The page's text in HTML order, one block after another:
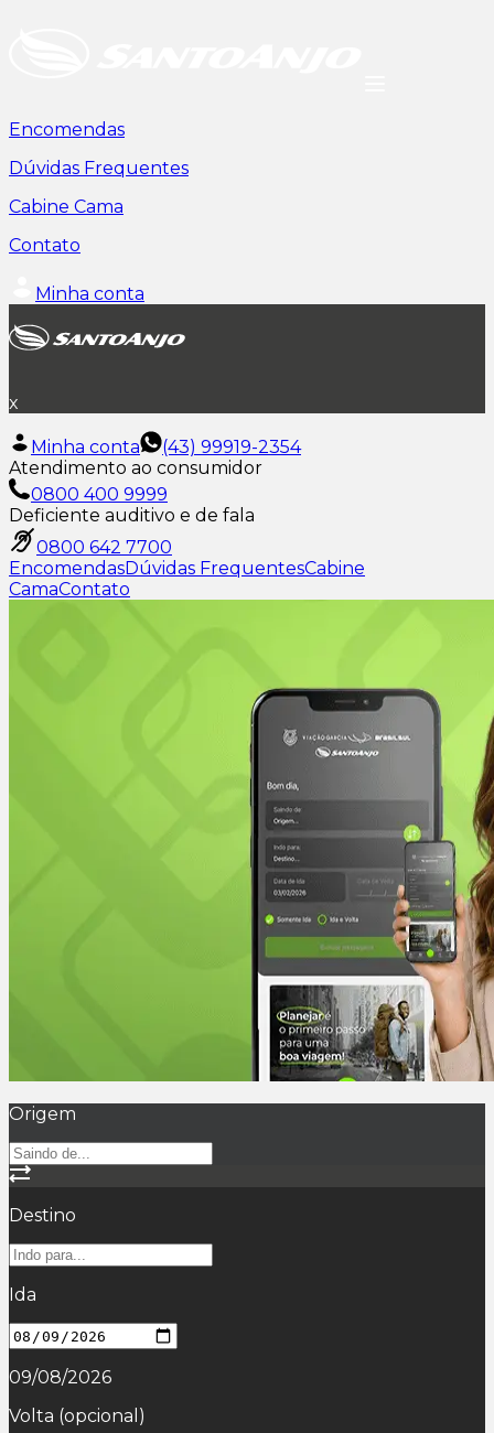
Encomendas
Dúvidas Frequentes
Cabine Cama
Contato
Minha conta
x
Minha conta
(43) 99919-2354
Atendimento ao consumidor
0800 400 9999
Deficiente auditivo e de fala
0800 642 7700
EncomendasDúvidas FrequentesCabine
CamaContato
Origem
Destino
Ida
09/08/2026
Volta (opcional)